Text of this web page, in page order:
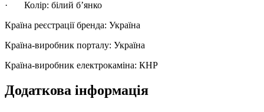
· Колір: білий б’янко
Країна реєстрації бренда: Україна
Країна-виробник порталу: Україна
Країна-виробник електрокаміна: КНР
Додаткова інформація